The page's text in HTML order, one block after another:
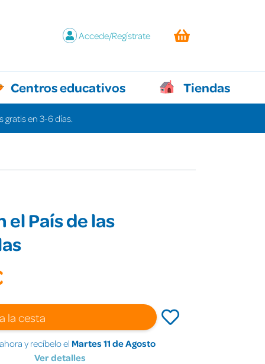
Accede/Regístrate
Centros educativos Tiendas
gratis en 3-6 días.
el País de las
la cesta
y recíbelo el Martes 11 de Agosto
Ver detalles